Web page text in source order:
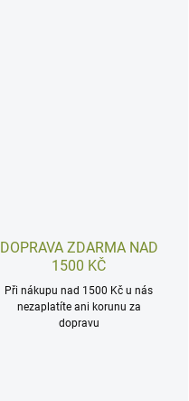
DOPRAVA ZDARMA NAD
1500 KČ
Při nákupu nad 1500 Kč u nás
nezaplatíte ani korunu za
dopravu